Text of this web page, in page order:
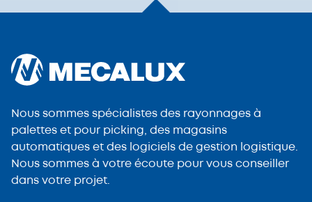
Nous sommes spécialistes des rayonnages à
palettes et pour picking, des magasins
automatiques et des logiciels de gestion logistique.
Nous sommes à votre écoute pour vous conseiller
dans votre projet.